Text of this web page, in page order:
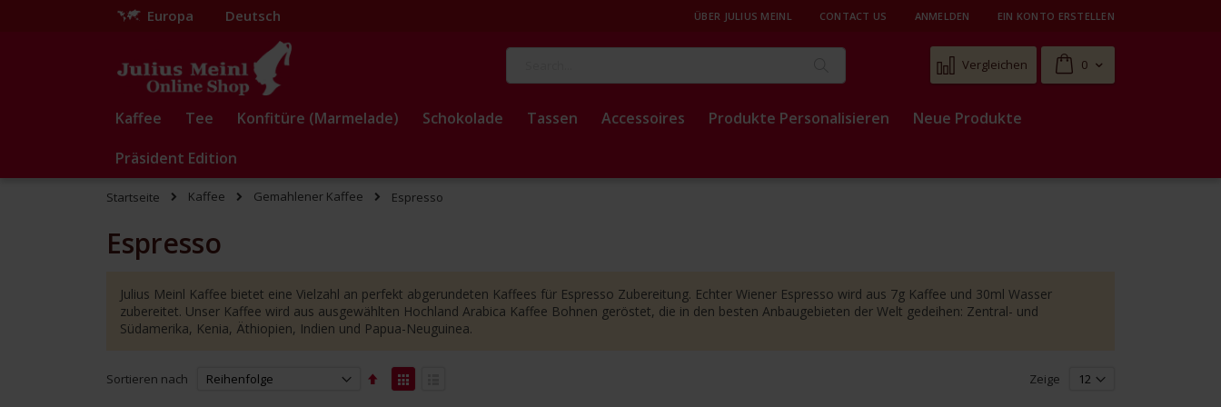
Europa Deutsch
Zum
ÜBER JULIUS MEINL CONTACT US ANMELDEN EIN KONTO ERSTELLEN
Cart
0
Vergleichen
Suche
Kaffee Tee Konfitüre (Marmelade) Schokolade Tassen Accessoires Produkte Personalisieren Neue Produkte
Präsident Edition
Startseite Kaffee Gemahlener Kaffee Espresso
Espresso
Julius Meinl Kaffee bietet eine Vielzahl an perfekt abgerundeten Kaffees für Espresso Zubereitung. Echter Wiener Espresso wird aus 7g Kaffee und 30ml Wasser
zubereitet. Unser Kaffee wird aus ausgewählten Hochland Arabica Kaffee Bohnen geröstet, die in den besten Anbaugebieten der Welt gedeihen: Zentral- und
Südamerika, Kenia, Äthiopien, Indien und Papua-Neuguinea.
Sortieren nach
Absteigend
sortieren
Zeige